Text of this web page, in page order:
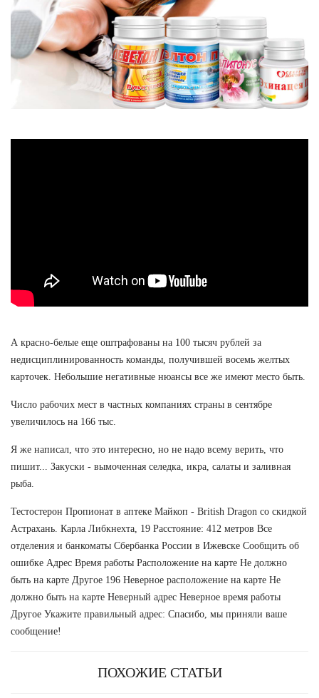
А красно-белые еще оштрафованы на 100 тысяч рублей за
недисциплинированность команды, получившей восемь желтых
карточек. Небольшие негативные нюансы все же имеют место быть.
Число рабочих мест в частных компаниях страны в сентябре
увеличилось на 166 тыс.
Я же написал, что это интересно, но не надо всему верить, что
пишит... Закуски - вымоченная селедка, икра, салаты и заливная
рыба.
Тестостерон Пропионат в аптеке Майкоп - British Dragon со скидкой
Астрахань. Карла Либкнехта, 19 Расстояние: 412 метров Все
отделения и банкоматы Сбербанка России в Ижевске Сообщить об
ошибке Адрес Время работы Расположение на карте Не должно
быть на карте Другое 196 Неверное расположение на карте Не
должно быть на карте Неверный адрес Неверное время работы
Другое Укажите правильный адрес: Спасибо, мы приняли ваше
сообщение!
ПОХОЖИЕ СТАТЬИ